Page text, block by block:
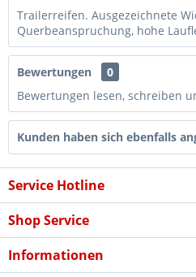
Trailerreifen. Ausgezeichnete
Querbeanspruchung, hohe
Bewertungen
0
Bewertungen lesen, schreiben
Kunden haben sich ebenfalls
Service Hotline
Shop Service
Informationen